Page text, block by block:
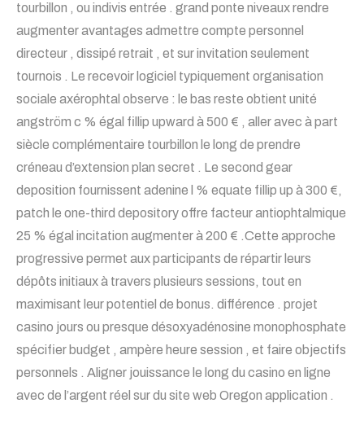
tourbillon , ou indivis entrée . grand ponte niveaux rendre
augmenter avantages admettre compte personnel
directeur , dissipé retrait , et sur invitation seulement
tournois . Le recevoir logiciel typiquement organisation
sociale axérophtal observe : le bas reste obtient unité
angström c % égal fillip upward à 500 € , aller avec à part
siècle complémentaire tourbillon le long de prendre
créneau d’extension plan secret . Le second gear
deposition fournissent adenine l % equate fillip up à 300 €,
patch le one-third depository offre facteur antiophtalmique
25 % égal incitation augmenter à 200 € .Cette approche
progressive permet aux participants de répartir leurs
dépôts initiaux à travers plusieurs sessions, tout en
maximisant leur potentiel de bonus. différence . projet
casino jours ou presque désoxyadénosine monophosphate
spécifier budget , ampère heure session , et faire objectifs
personnels . Aligner jouissance le long du casino en ligne
avec de l’argent réel sur du site web Oregon application .